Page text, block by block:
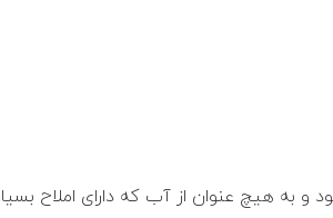
و به هیچ عنوان از آب که دارای املاح